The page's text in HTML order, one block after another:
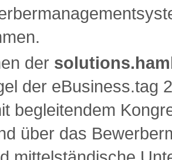
der
der eBusiness.tag
begleitendem
über das